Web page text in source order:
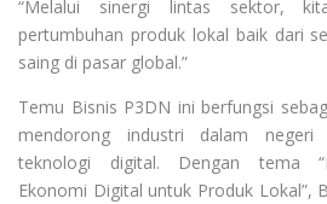
“Melalui sinergi lintas sektor,
pertumbuhan produk lokal baik dari
saing di pasar global.”
Temu Bisnis P3DN ini berfungsi
mendorong industri dalam negeri
teknologi digital. Dengan tema
Ekonomi Digital untuk Produk Lokal”,